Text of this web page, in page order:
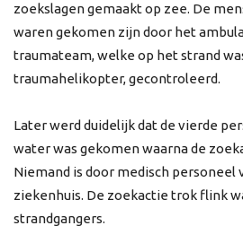
zoekslagen gemaakt op zee. De
waren gekomen zijn door het
traumateam, welke op het strand
traumahelikopter, gecontroleerd.
Later werd duidelijk dat de vierde
water was gekomen waarna de
Niemand is door medisch personeel
ziekenhuis. De zoekactie trok flink
strandgangers.